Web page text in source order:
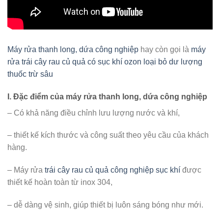
Máy rửa thanh long, dứa công nghiệp hay còn gọi là máy
rửa trái cây rau củ quả có sục khí ozon loại bỏ dư lượng
thuốc trừ sâu
I. Đặc điểm của máy rửa thanh long, dứa công nghiệp
– Có khả năng điều chỉnh lưu lượng nước và khí,
– thiết kế kích thước và công suất theo yêu cầu của khách
hàng.
– Máy rửa trái cây rau củ quả công nghiệp sục khí được
thiết kế hoàn toàn từ inox 304,
– dễ dàng vệ sinh, giúp thiết bị luôn sáng bóng như mới.